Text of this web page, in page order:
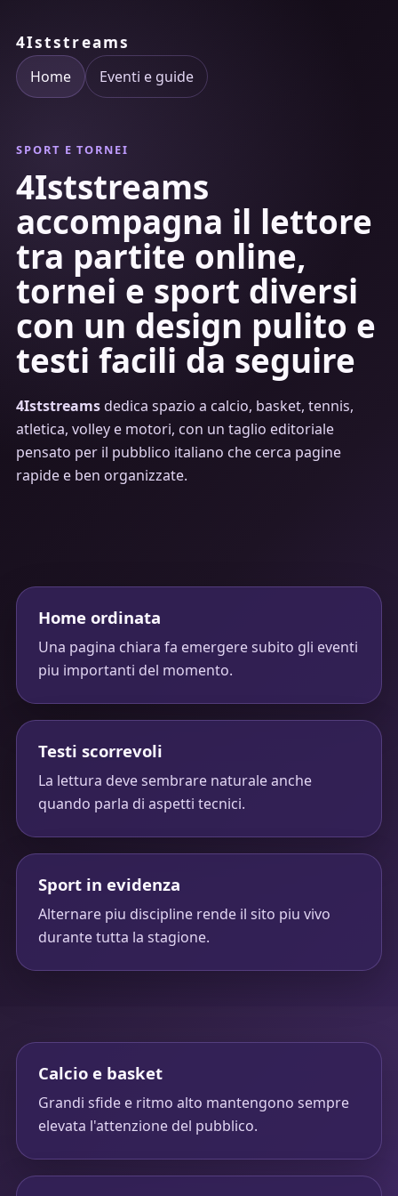
4Iststreams
Home Eventi e guide
SPORT E TORNEI
4Iststreams
accompagna il lettore
tra partite online,
tornei e sport diversi
con un design pulito e
testi facili da seguire
4Iststreamsdedica spazio a calcio, basket, tennis,
atletica, volley e motori, con un taglio editoriale
pensato per il pubblico italiano che cerca pagine
rapide e ben organizzate.
Home ordinata
Una pagina chiara fa emergere subito gli eventi
piu importanti del momento.
Testi scorrevoli
La lettura deve sembrare naturale anche
quando parla di aspetti tecnici.
Sport in evidenza
Alternare piu discipline rende il sito piu vivo
durante tutta la stagione.
Calcio e basket
Grandi sfide e ritmo alto mantengono sempre
elevata l'attenzione del pubblico.